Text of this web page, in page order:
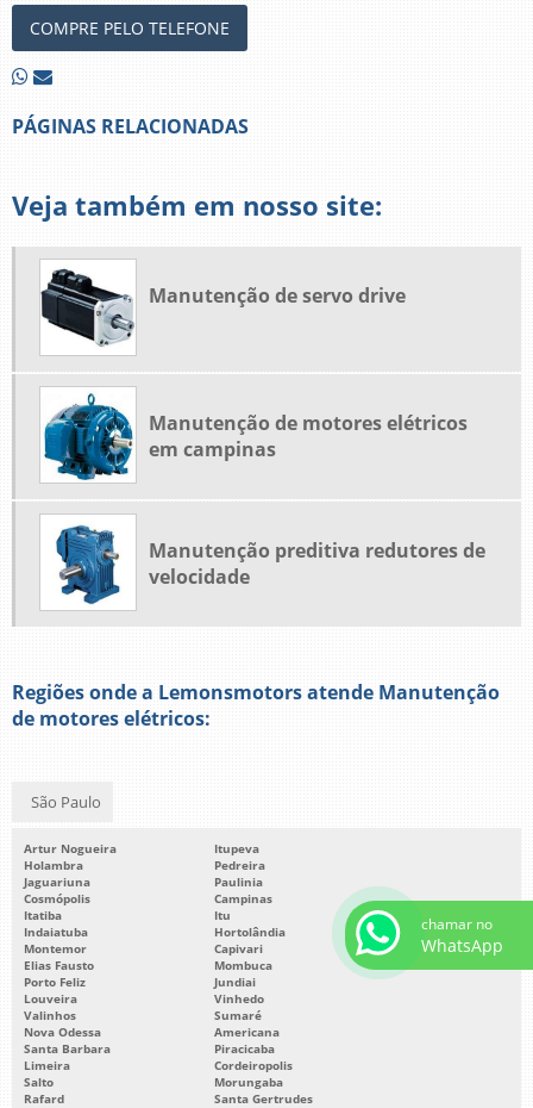
COMPRE PELO TELEFONE
PÁGINAS RELACIONADAS
Veja também em nosso site:
Manutenção de servo drive
Manutenção de motores elétricos
em campinas
Manutenção preditiva redutores de
velocidade
Regiões onde a Lemonsmotors atende Manutenção
de motores elétricos:
São Paulo
Artur Nogueira
Itupeva
Holambra
Pedreira
Jaguariuna
Paulinia
Cosmópolis
Campinas
Itatiba
Itu
Indaiatuba
Hortolândia
Montemor
Capivari
Elias Fausto
Mombuca
Porto Feliz
Jundiai
Louveira
Vinhedo
Valinhos
Sumaré
Nova Odessa
Americana
Santa Barbara
Piracicaba
Limeira
Cordeiropolis
Salto
Morungaba
Rafard
Santa Gertrudes
chamar no
WhatsApp